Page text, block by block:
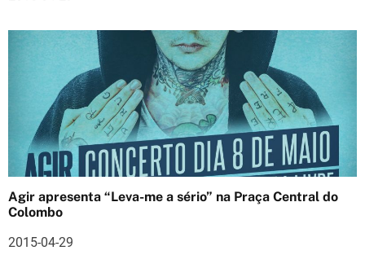
Agir apresenta “Leva-me a sério” na Praça Central do
Colombo
2015-04-29